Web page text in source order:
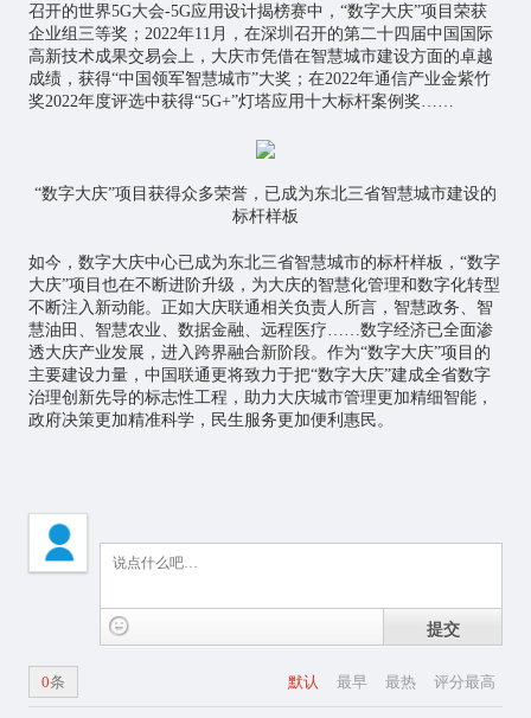
召开的世界5G大会-5G应用设计揭榜赛中，“数字大庆”项目荣获
企业组三等奖；2022年11月，在深圳召开的第二十四届中国国际
高新技术成果交易会上，大庆市凭借在智慧城市建设方面的卓越
成绩，获得“中国领军智慧城市”大奖；在2022年通信产业金紫竹
奖2022年度评选中获得“5G+”灯塔应用十大标杆案例奖……
“数字大庆”项目获得众多荣誉，已成为东北三省智慧城市建设的
标杆样板
如今，数字大庆中心已成为东北三省智慧城市的标杆样板，“数字
大庆”项目也在不断进阶升级，为大庆的智慧化管理和数字化转型
不断注入新动能。正如大庆联通相关负责人所言，智慧政务、智
慧油田、 智慧农业、数据金融、远程医疗……数字经济已全面渗
透大庆产业发展，进入跨界融合新阶段。作为“数字大庆”项目的
主要建设力量，中国联通更将致力于把“数字大庆”建成全省数字
治理创新先导的标志性工程，助力大庆城市管理更加精细智能，
政府决策更加精准科学，民生服务更加便利惠民。
提交
默认 最早 最热 评分最高
0条